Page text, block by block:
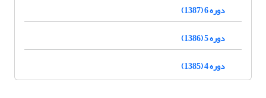
دوره 6 (1387)
دوره 5 (1386)
دوره 4 (1385)